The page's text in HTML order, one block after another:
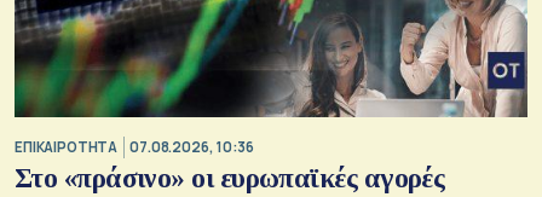
ΕΠΙΚΑΙΡΟΤΗΤΑ 07.08.2026, 10:36
Στο «πράσινο» οι ευρωπαϊκές αγορές